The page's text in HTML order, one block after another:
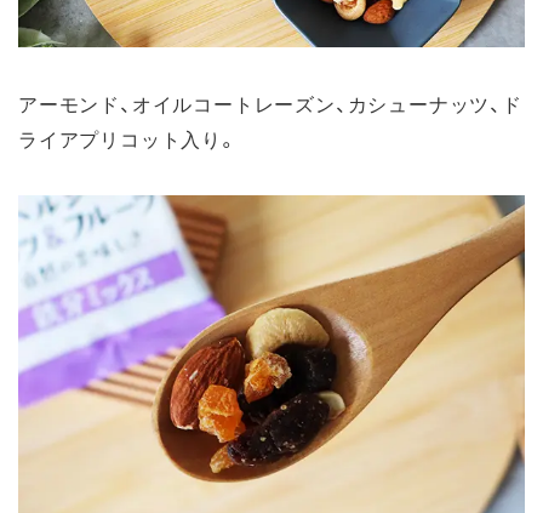
アーモンド、オイルコートレーズン、カシューナッツ、ド
ライアプリコット入り。